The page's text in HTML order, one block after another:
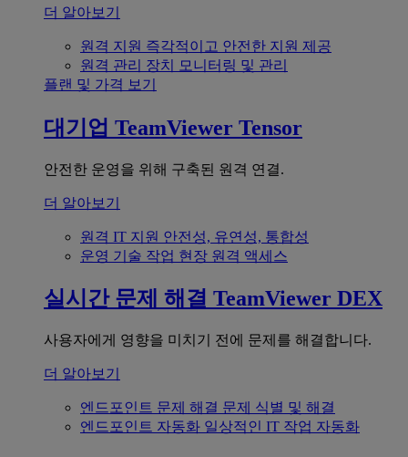
더 알아보기
원격 지원 즉각적이고 안전한 지원 제공
원격 관리 장치 모니터링 및 관리
플랜 및 가격 보기
대기업 TeamViewer Tensor
안전한 운영을 위해 구축된 원격 연결.
더 알아보기
원격 IT 지원 안전성, 유연성, 통합성
운영 기술 작업 현장 원격 액세스
실시간 문제 해결 TeamViewer DEX
사용자에게 영향을 미치기 전에 문제를 해결합니다.
더 알아보기
엔드포인트 문제 해결 문제 식별 및 해결
엔드포인트 자동화 일상적인 IT 작업 자동화